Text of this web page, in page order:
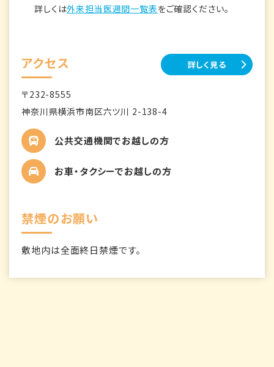
詳しくは外来担当医週間一覧表をご確認ください。
アクセス 詳しく見る
〒232-8555
神奈川県横浜市南区六ツ川 2-138-4
公共交通機関でお越しの方
お車・タクシーでお越しの方
禁煙のお願い
敷地内は全面終日禁煙です。